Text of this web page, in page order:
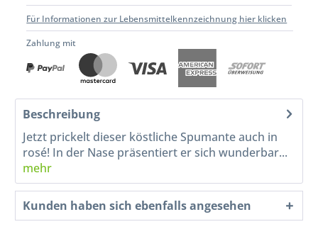
Für Informationen zur Lebensmittelkennzeichnung hier klicken
Zahlung mit
Beschreibung
Jetzt prickelt dieser köstliche Spumante auch in
rosé! In der Nase präsentiert er sich wunderbar...
mehr
Kunden haben sich ebenfalls angesehen